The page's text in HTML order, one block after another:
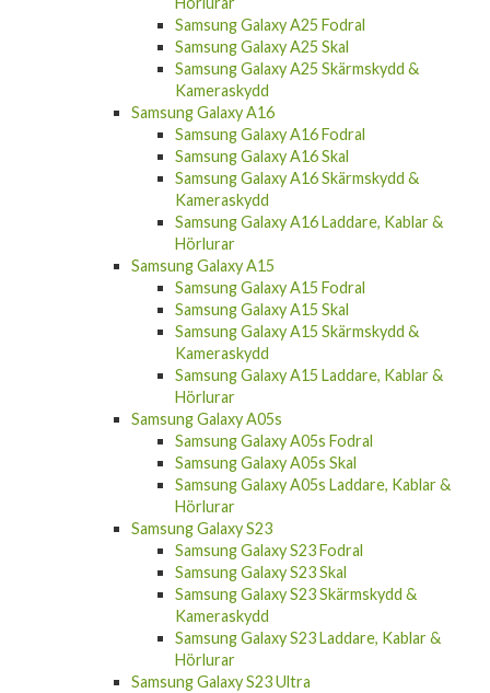
Samsung Galaxy A25 Fodral
Samsung Galaxy A25 Skal
Samsung Galaxy A25 Skärmskydd &
Kameraskydd
Samsung Galaxy A16
Samsung Galaxy A16 Fodral
Samsung Galaxy A16 Skal
Samsung Galaxy A16 Skärmskydd &
Kameraskydd
Samsung Galaxy A16 Laddare, Kablar &
Hörlurar
Samsung Galaxy A15
Samsung Galaxy A15 Fodral
Samsung Galaxy A15 Skal
Samsung Galaxy A15 Skärmskydd &
Kameraskydd
Samsung Galaxy A15 Laddare, Kablar &
Hörlurar
Samsung Galaxy A05s
Samsung Galaxy A05s Fodral
Samsung Galaxy A05s Skal
Samsung Galaxy A05s Laddare, Kablar &
Hörlurar
Samsung Galaxy S23
Samsung Galaxy S23 Fodral
Samsung Galaxy S23 Skal
Samsung Galaxy S23 Skärmskydd &
Kameraskydd
Samsung Galaxy S23 Laddare, Kablar &
Hörlurar
Samsung Galaxy S23 Ultra